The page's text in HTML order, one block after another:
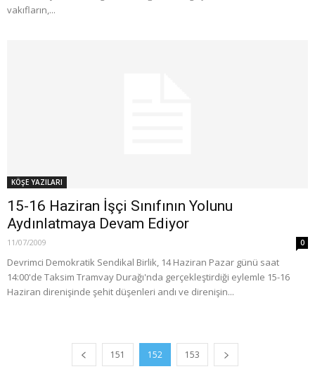
vakıfların,...
KÖŞE YAZILARI
15-16 Haziran İşçi Sınıfının Yolunu
Aydınlatmaya Devam Ediyor
11/07/2009 0
Devrimci Demokratik Sendikal Birlik, 14 Haziran Pazar günü saat
14:00'de Taksim Tramvay Durağı'nda gerçekleştirdiği eylemle 15-16
Haziran direnişinde şehit düşenleri andı ve direnişin...
151 152 153